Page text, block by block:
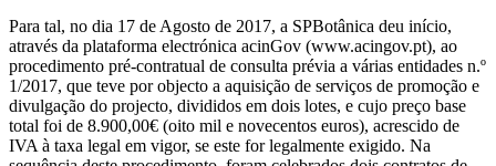
Para tal, no dia 17 de Agosto de 2017, a SPBotânica deu início,
através da plataforma electrónica acinGov (www.acingov.pt), ao
procedimento pré-contratual de consulta prévia a várias entidades n.º
1/2017, que teve por objecto a aquisição de serviços de promoção e
divulgação do projecto, divididos em dois lotes, e cujo preço base
total foi de 8.900,00€ (oito mil e novecentos euros), acrescido de
IVA à taxa legal em vigor, se este for legalmente exigido. Na